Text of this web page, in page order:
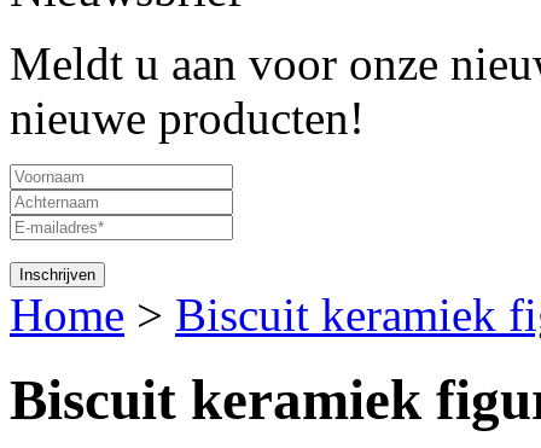
Meldt u aan voor onze
nieuwe producten!
Home > Biscuit keramiek
Biscuit keramiek